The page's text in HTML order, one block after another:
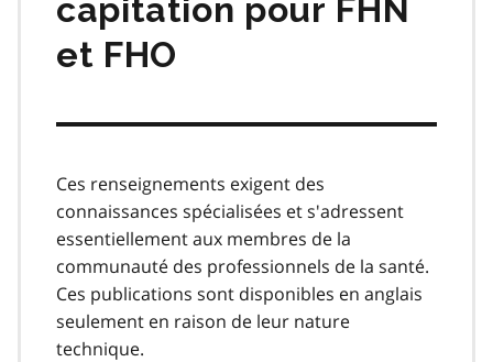
capitation pour FHN
et FHO
Ces renseignements exigent des
connaissances spécialisées et s'adressent
essentiellement aux membres de la
communauté des professionnels de la santé.
Ces publications sont disponibles en anglais
seulement en raison de leur nature
technique.